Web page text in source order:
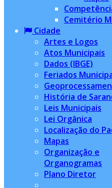
Cemitério
Cidade
Artes e Logos
Atos Municipais
Dados (IBGE)
Feriados
História de
Leis Municipais
Lei Orgânica
Localização do
Mapas
Organização e
Organogramas
Plano Diretor